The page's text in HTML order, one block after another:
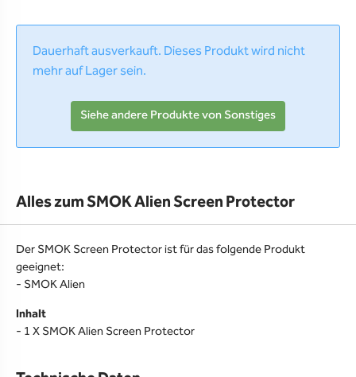
Dauerhaft ausverkauft. Dieses Produkt wird nicht
mehr auf Lager sein.
Siehe andere Produkte von Sonstiges
Alles zum SMOK Alien Screen Protector
Der SMOK Screen Protector ist für das folgende Produkt
geeignet:
- SMOK Alien
Inhalt
- 1 X SMOK Alien Screen Protector